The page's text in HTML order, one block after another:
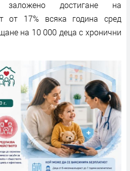
достигане на
от 17% всяка година сред
на 10 000 деца с хронични